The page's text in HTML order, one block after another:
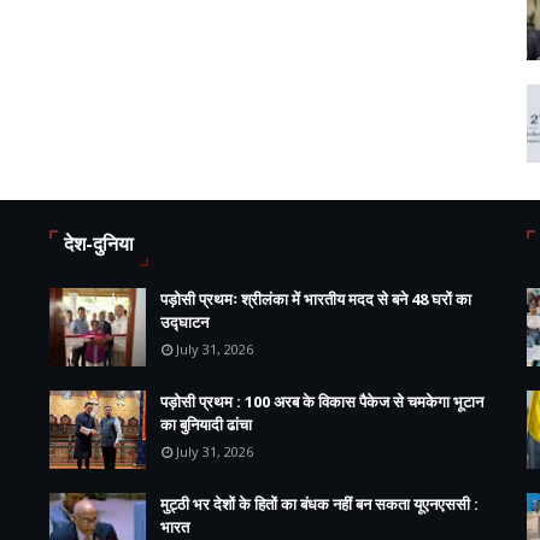
देश-दुनिया
पड़ोसी प्रथमः श्रीलंका में भारतीय मदद से बने 48 घरों का
उद्घाटन
July 31, 2026
पड़ोसी प्रथम : 100 अरब के विकास पैकेज से चमकेगा भूटान
का बुनियादी ढांचा
July 31, 2026
मुट्ठी भर देशों के हितों का बंधक नहीं बन सकता यूएनएससी :
भारत